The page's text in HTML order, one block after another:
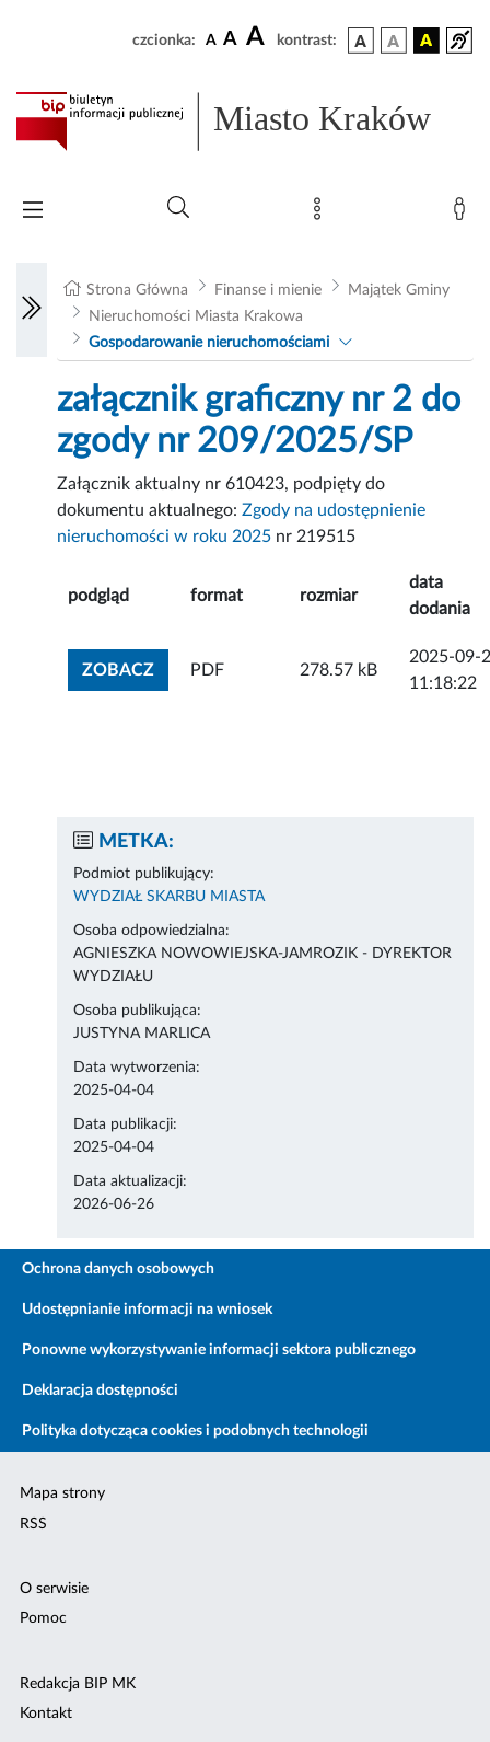
czcionka: A A A kontrast:
Miasto Kraków
Strona Główna Finanse i mienie
Majątek Gminy
Nieruchomości Miasta Krakowa
Gospodarowanie nieruchomościami
załącznik graficzny nr 2 do
zgody nr 209/2025/SP
Załącznik aktualny nr 610423, podpięty do
dokumentu aktualnego:Zgody na udostępnienie
nieruchomości w roku 2025 nr 219515
podgląd format rozmiar
data
dodania
ZOBACZZOBACZ ZAŁĄCZNIK
PDF 278.57 kB
2025-09-
11:18:22
METKA:
Podmiot publikujący:
WYDZIAŁ SKARBU MIASTA
Osoba odpowiedzialna:
AGNIESZKA NOWOWIEJSKA-JAMROZIK - DYREKTOR
WYDZIAŁU
Osoba publikująca:
JUSTYNA MARLICA
Data wytworzenia:
2025-04-04
Data publikacji:
2025-04-04
Data aktualizacji:
2026-06-26
Ochrona danych osobowych
Udostępnianie informacji na wniosek
Ponowne wykorzystywanie informacji sektora publicznego
Deklaracja dostępności
Polityka dotycząca cookies i podobnych technologii
Mapa strony
RSS
O serwisie
Pomoc
Redakcja BIP MK
Kontakt